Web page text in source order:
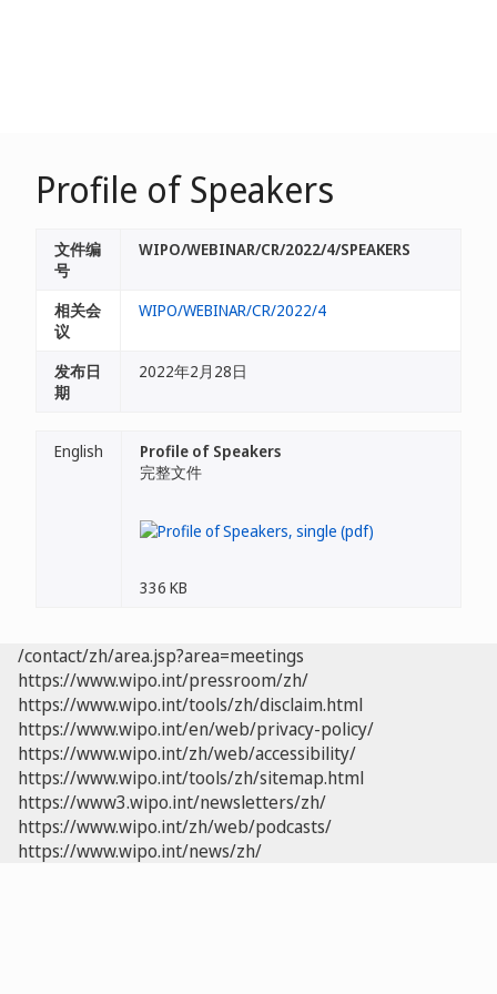
Profile of Speakers
文件编
号
WIPO/WEBINAR/CR/2022/4/SPEAKERS
相关会
议
WIPO/WEBINAR/CR/2022/4
发布日
期
2022年2月28日
English
Profile of Speakers
完整文件
336 KB
/contact/zh/area.jsp?area=meetings
https://www.wipo.int/pressroom/zh/
https://www.wipo.int/tools/zh/disclaim.html
https://www.wipo.int/en/web/privacy-policy/
https://www.wipo.int/zh/web/accessibility/
https://www.wipo.int/tools/zh/sitemap.html
https://www3.wipo.int/newsletters/zh/
https://www.wipo.int/zh/web/podcasts/
https://www.wipo.int/news/zh/